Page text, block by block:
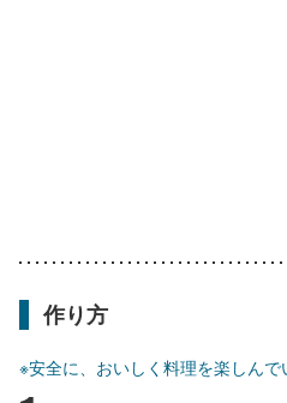
作り方
※安全に、おいしく料理を楽しんで